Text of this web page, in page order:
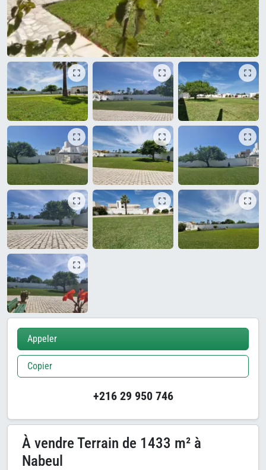
Appeler
Copier
+216 29 950 746
À vendre Terrain de 1433 m² à
Nabeul